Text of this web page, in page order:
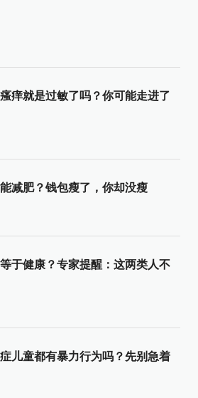
痒就是过敏了吗？你可能走进了
减肥？钱包瘦了，你却没瘦
于健康？专家提醒：这两类人不
儿童都有暴力行为吗？先别急着